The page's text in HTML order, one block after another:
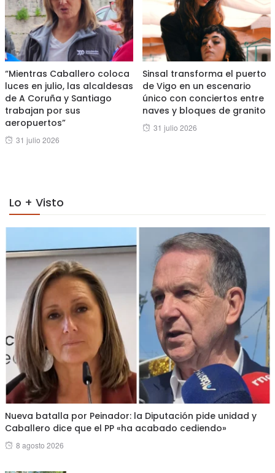
“Mientras Caballero coloca
luces en julio, las alcaldesas
de A Coruña y Santiago
trabajan por sus
aeropuertos”
Posted
31 julio 2026
Sinsal transforma el puerto
de Vigo en un escenario
único con conciertos entre
naves y bloques de granito
Posted
31 julio 2026
Lo + Visto
Nueva batalla por Peinador: la Diputación pide unidad y
Caballero dice que el PP «ha acabado cediendo»
Posted
8 agosto 2026